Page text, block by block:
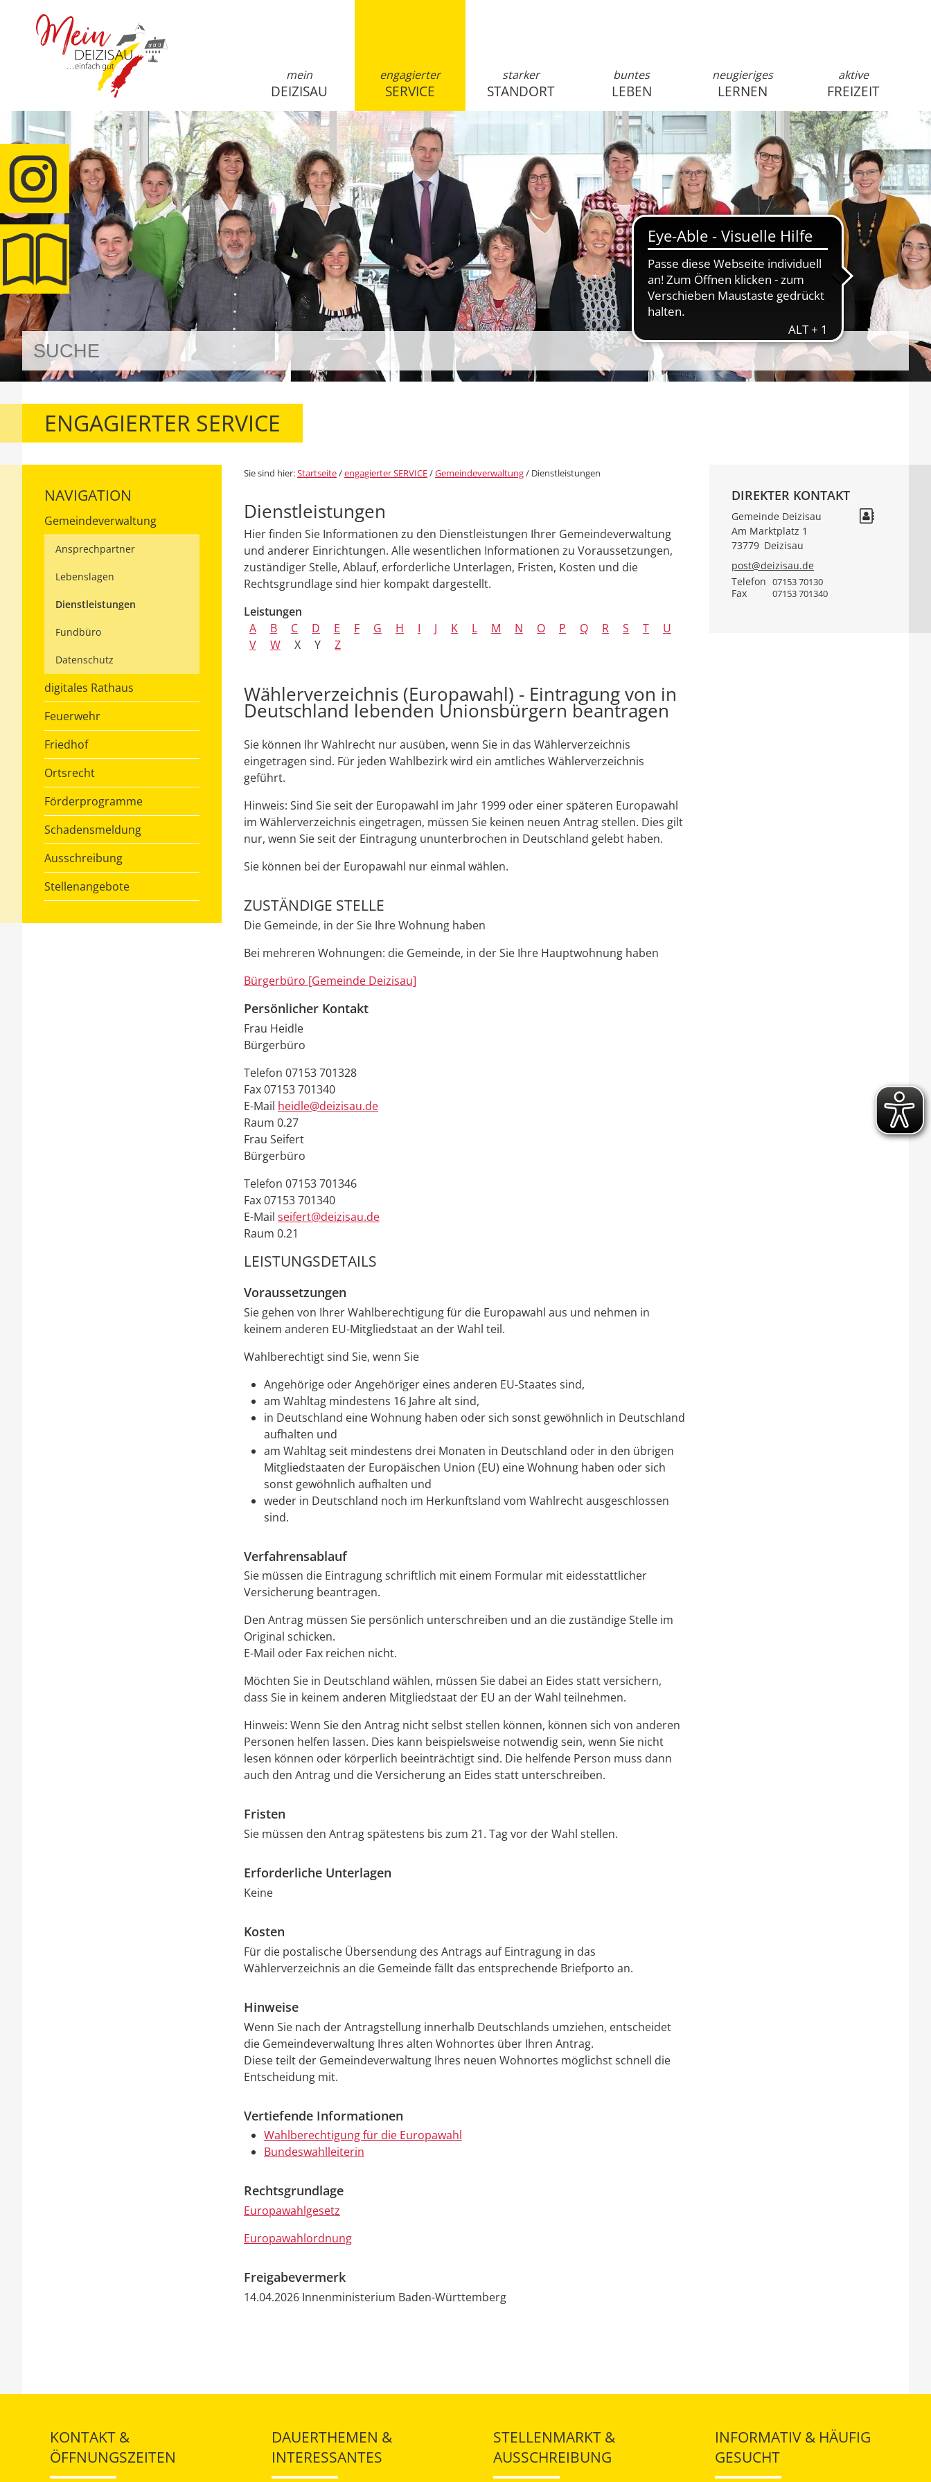
anmelden
mein
DEIZISAU
engagierter
SERVICE
starker
STANDORT
buntes
LEBEN
neugieriges
LERNEN
aktive
FREIZEIT
ENGAGIERTER SERVICE
NAVIGATION
Gemeindeverwaltung
Ansprechpartner
Lebenslagen
Dienstleistungen
Fundbüro
Datenschutz
digitales Rathaus
Feuerwehr
Friedhof
Ortsrecht
Förderprogramme
Schadensmeldung
Ausschreibung
Stellenangebote
Sie sind hier:Startseite/engagierter SERVICE/Gemeindeverwaltung/ Dienstleistungen
Dienstleistungen
Hier finden Sie Informationen zu den Dienstleistungen Ihrer Gemeindeverwaltung
und anderer Einrichtungen. Alle wesentlichen Informationen zu Voraussetzungen,
zuständiger Stelle, Ablauf, erforderliche Unterlagen, Fristen, Kosten und die
Rechtsgrundlage sind hier kompakt dargestellt.
Leistungen
A
B C D E F G H I J K L M N O P Q R S T
U
V
W X Y Z
Wählerverzeichnis (Europawahl) - Eintragung von in
Deutschland lebenden Unionsbürgern beantragen
Sie können Ihr Wahlrecht nur ausüben, wenn Sie in das Wählerverzeichnis
eingetragen sind. Für jeden Wahlbezirk wird ein amtliches Wählerverzeichnis
geführt.
Hinweis: Sind Sie seit der Europawahl im Jahr 1999 oder einer späteren Europawahl
im Wählerverzeichnis eingetragen, müssen Sie keinen neuen Antrag stellen. Dies gilt
nur, wenn Sie seit der Eintragung ununterbrochen in Deutschland gelebt haben.
Sie können bei der Europawahl nur einmal wählen.
ZUSTÄNDIGE STELLE
Die Gemeinde, in der Sie Ihre Wohnung haben
Bei mehreren Wohnungen: die Gemeinde, in der Sie Ihre Hauptwohnung haben
Bürgerbüro [Gemeinde Deizisau]
Persönlicher Kontakt
Frau Heidle
Bürgerbüro
Telefon 07153 701328
Fax07153 701340
E-Mail heidle@deizisau.de
Raum 0.27
Frau Seifert
Bürgerbüro
Telefon 07153 701346
Fax07153 701340
E-Mail seifert@deizisau.de
Raum 0.21
LEISTUNGSDETAILS
Voraussetzungen
Sie gehen von Ihrer Wahlberechtigung für die Europawahl aus und nehmen in
keinem anderen EU-Mitgliedstaat an der Wahl teil.
Wahlberechtigt sind Sie, wenn Sie
Angehörige oder Angehöriger eines anderen EU-Staates sind,
am Wahltag mindestens 16 Jahre alt sind,
in Deutschland eine Wohnung haben oder sich sonst gewöhnlich in Deutschland
aufhalten und
am Wahltag seit mindestens drei Monaten in Deutschland oder in den übrigen
Mitgliedstaaten der Europäischen Union (EU) eine Wohnung haben oder sich
sonst gewöhnlich aufhalten und
weder in Deutschland noch im Herkunftsland vom Wahlrecht ausgeschlossen
sind.
Verfahrensablauf
Sie müssen die Eintragung schriftlich mit einem Formular mit eidesstattlicher
Versicherung beantragen.
Den Antrag müssen Sie persönlich unterschreiben und an die zuständige Stelle im
Original schicken.
E-Mail oder Fax reichen nicht.
Möchten Sie in Deutschland wählen, müssen Sie dabei an Eides statt versichern,
dass Sie in keinem anderen Mitgliedstaat der EU an der Wahl teilnehmen.
Hinweis: Wenn Sie den Antrag nicht selbst stellen können, können sich von anderen
Personen helfen lassen. Dies kann beispielsweise notwendig sein, wenn Sie nicht
lesen können oder körperlich beeinträchtigt sind. Die helfende Person muss dann
auch den Antrag und die Versicherung an Eides statt unterschreiben.
Fristen
Sie müssen den Antrag spätestens bis zum 21. Tag vor der Wahl stellen.
Erforderliche Unterlagen
Keine
Kosten
Für die postalische Übersendung des Antrags auf Eintragung in das
Wählerverzeichnis an die Gemeinde fällt das entsprechende Briefporto an.
Hinweise
Wenn Sie nach der Antragstellung innerhalb Deutschlands umziehen, entscheidet
die Gemeindeverwaltung Ihres alten Wohnortes über Ihren Antrag.
Diese teilt der Gemeindeverwaltung Ihres neuen Wohnortes möglichst schnell die
Entscheidung mit.
Vertiefende Informationen
Wahlberechtigung für die Europawahl
Bundeswahlleiterin
Rechtsgrundlage
Europawahlgesetz
Europawahlordnung
Freigabevermerk
14.04.2026 Innenministerium Baden-Württemberg
DIREKTER KONTAKT
Gemeinde Deizisau
Am Marktplatz 1
73779 Deizisau
post@deizisau.de
Telefon 07153 70130
Fax 07153 701340
KONTAKT &
ÖFFNUNGSZEITEN
DAUERTHEMEN &
INTERESSANTES
STELLENMARKT &
AUSSCHREIBUNG
INFORMATIV & HÄUFIG
GESUCHT